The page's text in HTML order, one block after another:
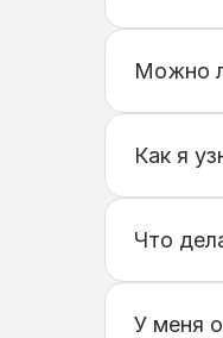
Можно
Как я
Что
У меня